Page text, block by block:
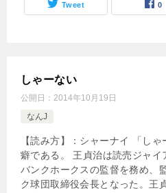
Tweet 0
しゃーない
公開日： 2014年10月19日
なんJ
【読み方】：シャーナイ 「し
癖である。 王貞治は読売ジャイ
バンクホークスの監督を務め、
ク球団取締役会長となった。王